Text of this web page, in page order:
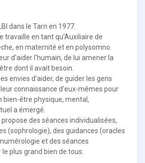
dans le Tarn en 1977.
travaille en tant qu'Auxiliaire de
en maternité et en polysomno.
d'aider l'humain, de lui amener la
dont il avait besoin.
envies d'aider, de guider les gens
connaissance d'eux-mêmes pour
bien-être physique, mental,
a émergé.
des séances individualisées,
(sophrologie), des guidances (oracles
et des séances
plus grand bien de tous.